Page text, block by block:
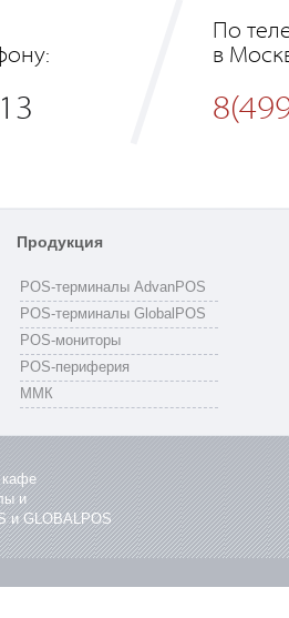
По
в
Продукция
POS-терминалы AdvanPOS
POS-терминалы GlobalPOS
POS-мониторы
POS-периферия
ММК
кафе
и
и GLOBALPOS